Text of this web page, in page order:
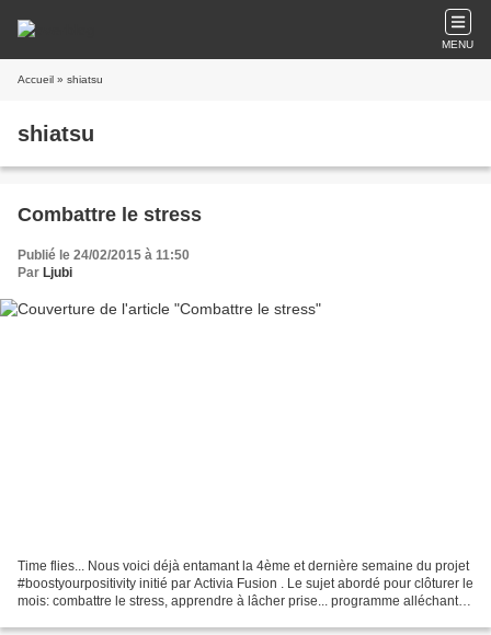
MENU
Accueil » shiatsu
shiatsu
Combattre le stress
Publié le 24/02/2015 à 11:50
Par Ljubi
Time flies... Nous voici déjà entamant la 4ème et dernière semaine du projet
#boostyourpositivity initié par Activia Fusion . Le sujet abordé pour clôturer le
mois: combattre le stress, apprendre à lâcher prise... programme alléchant